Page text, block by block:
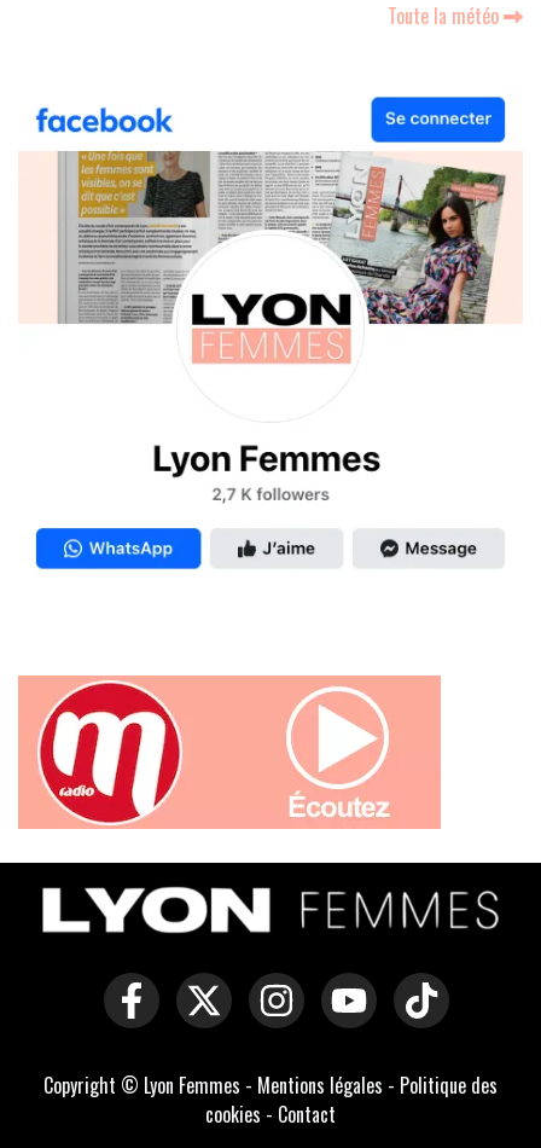
Toute la météo
Copyright © Lyon Femmes - Mentions légales - Politique des
cookies - Contact